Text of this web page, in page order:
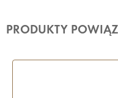
PRODUKTY